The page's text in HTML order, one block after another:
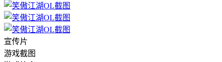
宣传片
游戏截图